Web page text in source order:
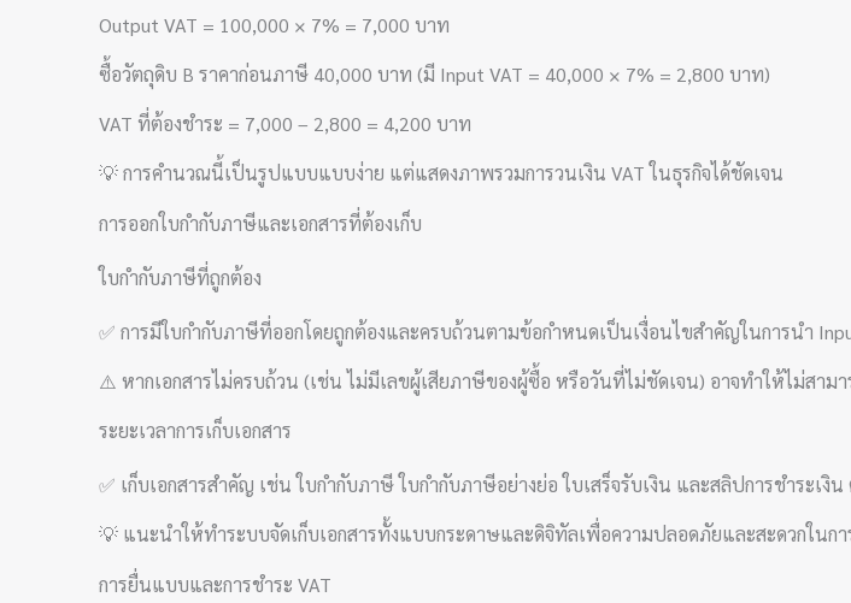
Output VAT = 100,000 × 7% = 7,000 บาท
ซื้อวัตถุดิบ B ราคาก่อนภาษี 40,000 บาท (มี Input VAT = 40,000 × 7% = 2,800 บาท)
VAT ที่ต้องชำระ = 7,000 – 2,800 = 4,200 บาท
💡 การคำนวณนี้เป็นรูปแบบแบบง่าย แต่แสดงภาพรวมการวนเงิน VAT ในธุรกิจได้ชัดเจน
การออกใบกำกับภาษีและเอกสารที่ต้องเก็บ
ใบกำกับภาษีที่ถูกต้อง
✅ การมีใบกำกับภาษีที่ออกโดยถูกต้องและครบถ้วนตามข้อกำหนดเป็นเงื่อนไขสำคัญในการนำ
⚠️ หากเอกสารไม่ครบถ้วน (เช่น ไม่มีเลขผู้เสียภาษีของผู้ซื้อ หรือวันที่ไม่ชัดเจน) อาจทำให้ไม่สาม
ระยะเวลาการเก็บเอกสาร
✅ เก็บเอกสารสำคัญ เช่น ใบกำกับภาษี ใบกำกับภาษีอย่างย่อ ใบเสร็จรับเงิน และสลิปการชำระเ
💡 แนะนำให้ทำระบบจัดเก็บเอกสารทั้งแบบกระดาษและดิจิทัลเพื่อความปลอดภัยและสะดวกในกา
การยื่นแบบและการชำระ VAT